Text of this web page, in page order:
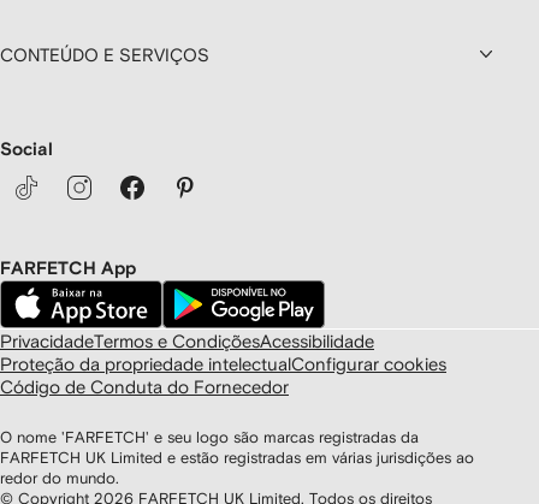
CONTEÚDO E SERVIÇOS
Social
FARFETCH App
PrivacidadeTermos e CondiçõesAcessibilidade
Proteção da propriedade intelectualConfigurar cookies
Código de Conduta do Fornecedor
O nome 'FARFETCH' e seu logo são marcas registradas da
FARFETCH UK Limited e estão registradas em várias jurisdições ao
redor do mundo.
© Copyright 2026 FARFETCH UK Limited. Todos os direitos